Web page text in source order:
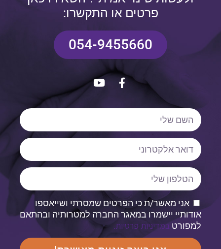
פרטים או התקשרו:
054-9455660
אני מאשר/ת כי הפרטים שמסרתי ושייאספו
אודותיי יישמרו במאגר החברה למטרותיה ובהתאם
למפורט במדיניות פרטיות.